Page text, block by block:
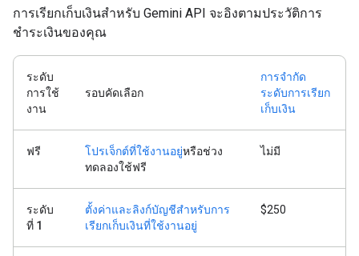
การเรียกเก็บเงินสำหรับ Gemini API จะอิงตามประวัติการ
ชำระเงินของคุณ
ระดับ
การใช้
งาน
รอบคัดเลือก
การจำกัด
ระดับการเรียก
เก็บเงิน
ฟรี โปรเจ็กต์ที่ใช้งานอยู่หรือช่วง
ทดลองใช้ฟรี
ไม่มี
ระดับ
ที่ 1
ตั้งค่าและลิงก์บัญชีสำหรับการ
เรียกเก็บเงินที่ใช้งานอยู่
$250